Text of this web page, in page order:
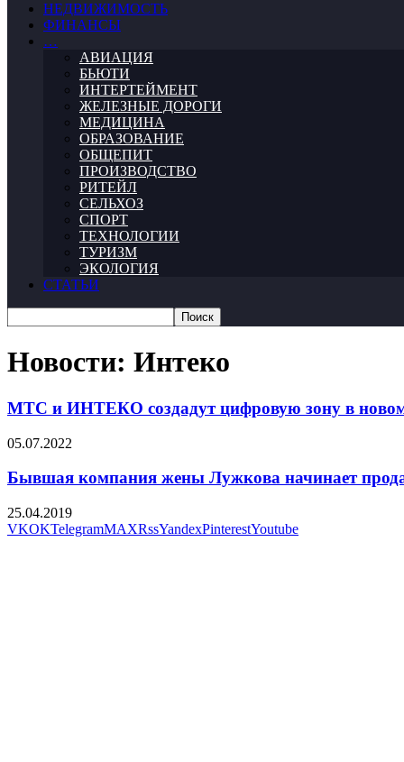
НЕДВИЖИМОСТЬ
ФИНАНСЫ
…
АВИАЦИЯ
БЬЮТИ
ИНТЕРТЕЙМЕНТ
ЖЕЛЕЗНЫЕ ДОРОГИ
МЕДИЦИНА
ОБРАЗОВАНИЕ
ОБЩЕПИТ
ПРОИЗВОДСТВО
РИТЕЙЛ
СЕЛЬХОЗ
СПОРТ
ТЕХНОЛОГИИ
ТУРИЗМ
ЭКОЛОГИЯ
СТАТЬИ
Новости: Интеко
МТС и ИНТЕКО создадут цифровую зону в
05.07.2022
Бывшая компания жены Лужкова начинает
25.04.2019
VKOKTelegramMAXRssYandexPinterestYoutube